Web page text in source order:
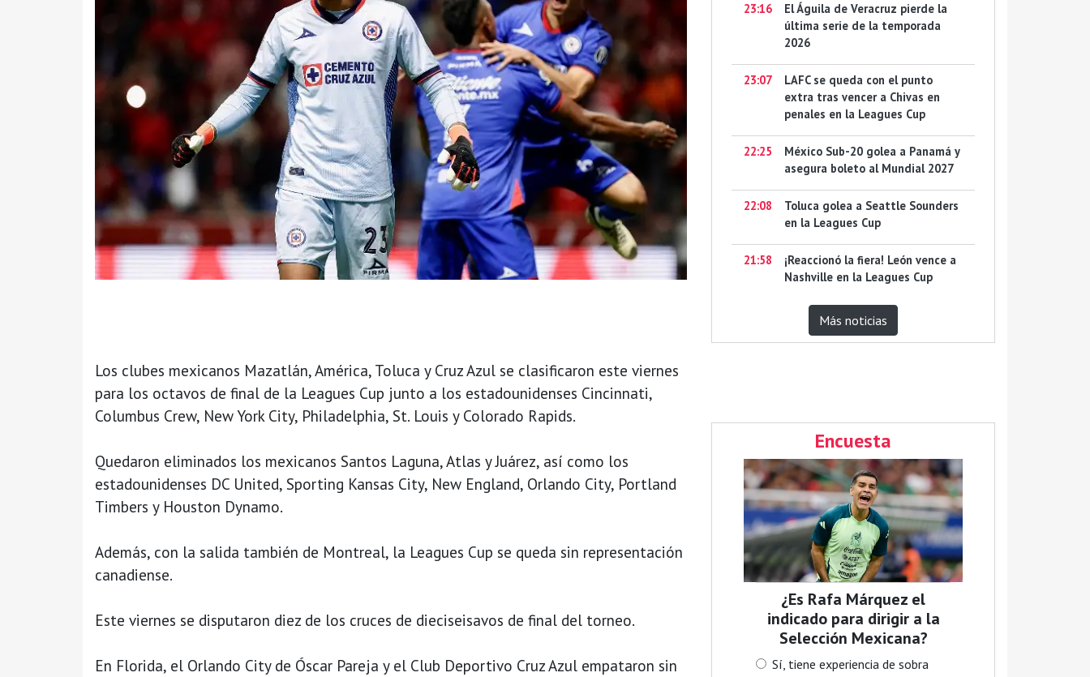
Los clubes mexicanos Mazatlán, América, Toluca y Cruz Azul se clasificaron este viernes
para los octavos de final de la Leagues Cup junto a los estadounidenses Cincinnati,
Columbus Crew, New York City, Philadelphia, St. Louis y Colorado Rapids.
Quedaron eliminados los mexicanos Santos Laguna, Atlas y Juárez, así como los
estadounidenses DC United, Sporting Kansas City, New England, Orlando City, Portland
Timbers y Houston Dynamo.
Además, con la salida también de Montreal, la Leagues Cup se queda sin representación
canadiense.
Este viernes se disputaron diez de los cruces de dieciseisavos de final del torneo.
En Florida, el Orlando City de Óscar Pareja y el Club Deportivo Cruz Azul empataron sin
23:16
El Águila de Veracruz pierde la
última serie de la temporada
2026
23:07
LAFC se queda con el punto
extra tras vencer a Chivas en
penales en la Leagues Cup
22:25
México Sub-20 golea a Panamá y
asegura boleto al Mundial 2027
22:08
Toluca golea a Seattle Sounders
en la Leagues Cup
21:58
¡Reaccionó la fiera! León vence a
Nashville en la Leagues Cup
Más noticias
Encuesta
¿Es Rafa Márquez el
indicado para dirigir a la
Selección Mexicana?
Sí, tiene experiencia de sobra